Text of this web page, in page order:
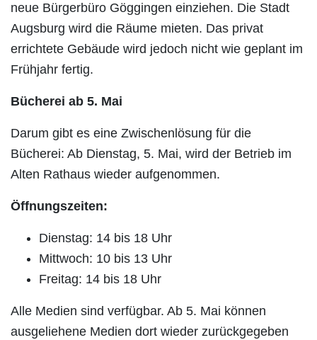
neue Bürgerbüro Göggingen einziehen. Die Stadt
Augsburg wird die Räume mieten. Das privat
errichtete Gebäude wird jedoch nicht wie geplant im
Frühjahr fertig.
Bücherei ab 5. Mai
Darum gibt es eine Zwischenlösung für die
Bücherei: Ab Dienstag, 5. Mai, wird der Betrieb im
Alten Rathaus wieder aufgenommen.
Öffnungszeiten:
Dienstag: 14 bis 18 Uhr
Mittwoch: 10 bis 13 Uhr
Freitag: 14 bis 18 Uhr
Alle Medien sind verfügbar. Ab 5. Mai können
ausgeliehene Medien dort wieder zurückgegeben